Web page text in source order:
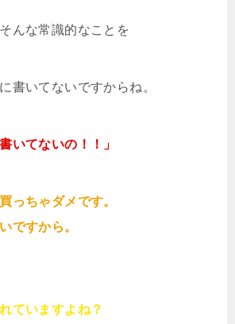
んな常識的なことを
書いてないですからね。
いてないの！！」
っちゃダメです。
ですから。
ていますよね？